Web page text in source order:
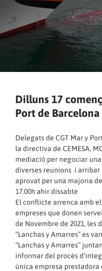
Dilluns 17
Port de Barcelona
Delegats de CGT Mar y
la directiva de CEMESA,
mediació per negociar
diverses reunions i arribar
aprovat per una majoria
17.00h ahir dissabte
El conflicte arrenca amb
empreses que donen
de Novembre de 2021, les
“Lanchas y Amarres” es
“Lanchas y Amarres”
informar del procés
única empresa prestadora